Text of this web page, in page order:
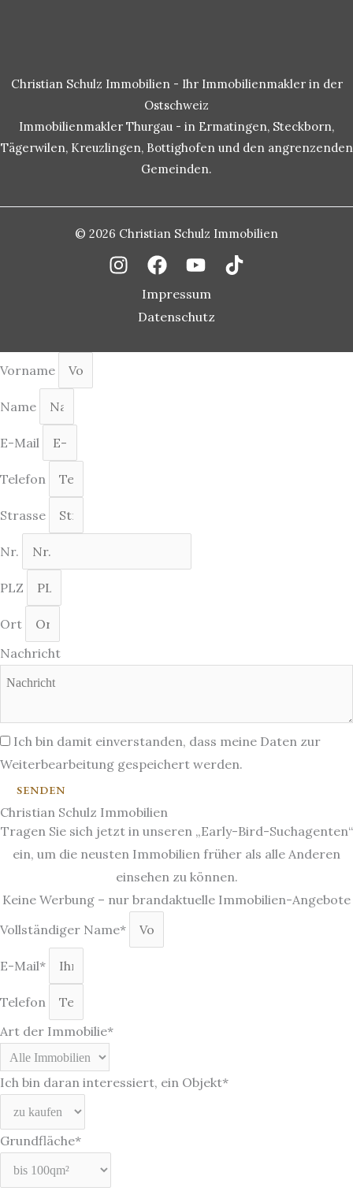
Christian Schulz Immobilien - Ihr Immobilienmakler in der
Ostschweiz
Immobilienmakler Thurgau - in Ermatingen, Steckborn,
Tägerwilen, Kreuzlingen, Bottighofen und den angrenzenden
Gemeinden.
© 2026 Christian Schulz Immobilien
Impressum
Datenschutz
Vorname
Name
E-Mail
Telefon
Strasse
Nr.
PLZ
Ort
Nachricht
Ich bin damit einverstanden, dass meine Daten zur
Weiterbearbeitung gespeichert werden.
SENDEN
Christian Schulz Immobilien
Tragen Sie sich jetzt in unseren „Early-Bird-Suchagenten“
ein, um die neusten Immobilien früher als alle Anderen
einsehen zu können.
Keine Werbung – nur brandaktuelle Immobilien-Angebote
Vollständiger Name*
E-Mail*
Telefon
Art der Immobilie*
Ich bin daran interessiert, ein Objekt*
Grundfläche*